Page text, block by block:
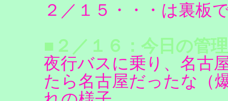
２／１５・・・は裏板
■２／１６：今日の管
夜行バスに乗り、名古
たら名古屋だったな（